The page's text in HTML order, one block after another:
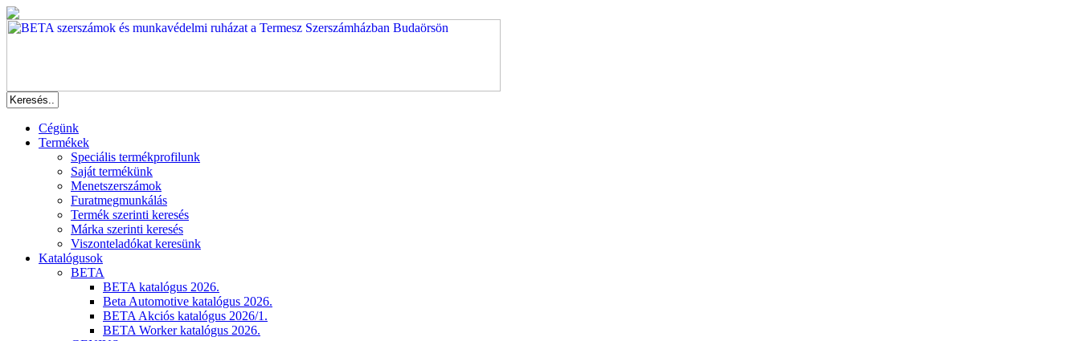
Cégünk
Termékek
Speciális termékprofilunk
Saját termékünk
Menetszerszámok
Furatmegmunkálás
Termék szerinti keresés
Márka szerinti keresés
Viszonteladókat keresünk
Katalógusok
BETA
BETA katalógus 2026.
Beta Automotive katalógus 2026.
BETA Akciós katalógus 2026/1.
BETA Worker katalógus 2026.